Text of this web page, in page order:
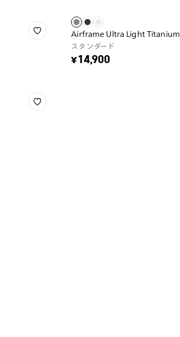
Airframe Ultra Light Titanium
スタンダード
¥14,900